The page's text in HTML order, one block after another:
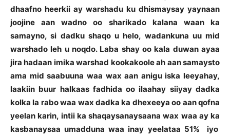
dhaafno heerkii ay warshadu ku dhismaysay yaynaan
joojine aan wadno oo sharikado kalana waan ka
samayno, si dadku shaqo u helo, wadankuna uu mid
warshado leh u noqdo. Laba shay oo kala duwan ayaa
jira hadaan imika warshad kookakoole ah aan samaysto
ama mid saabuuna waa wax aan anigu iska leeyahay,
laakiin buur halkaas fadhida oo ilaahay siiyay dadka
kolka la rabo waa wax dadka ka dhexeeya oo aan qofna
yeelan karin, intii ka shaqaysanaysaana wax waa ay ka
kasbanaysaa umadduna waa inay yeelataa 51% iyo